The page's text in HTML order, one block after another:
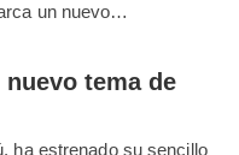
un nuevo…
nuevo tema de
ha estrenado su sencillo